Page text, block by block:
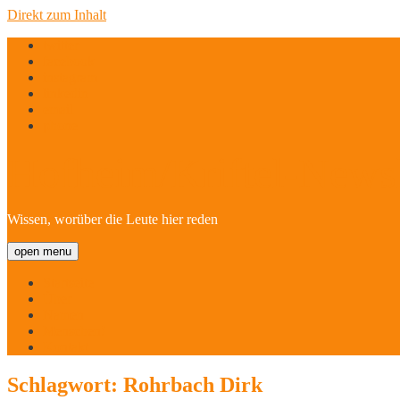
Direkt zum Inhalt
Wissen, worüber die Leute hier reden
open menu
Schlagwort: Rohrbach Dirk